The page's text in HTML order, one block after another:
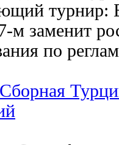
турнир:
м заменит
по
Сборная